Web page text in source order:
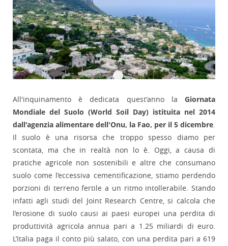
All'inquinamento è dedicata quest'anno la Giornata
Mondiale del Suolo (World Soil Day) istituita nel 2014
dall'agenzia alimentare dell'Onu, la Fao, per il 5 dicembre.
Il suolo è una risorsa che troppo spesso diamo per
scontata, ma che in realtà non lo è. Oggi, a causa di
pratiche agricole non sostenibili e altre che consumano
suolo come l’eccessiva cementificazione, stiamo perdendo
porzioni di terreno fertile a un ritmo intollerabile. Stando
infatti agli studi del Joint Research Centre, si calcola che
l’erosione di suolo causi ai paesi europei una perdita di
produttività agricola annua pari a 1.25 miliardi di euro.
L’Italia paga il conto più salato, con una perdita pari a 619